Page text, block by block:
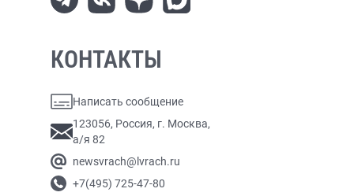
КОНТАКТЫ
Написать сообщение
123056, Россия, г. Москва,
а/я 82
newsvrach@lvrach.ru
+7(495) 725-47-80